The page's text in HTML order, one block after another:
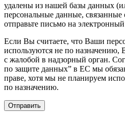
удалены из нашей базы данных
персональные данные,
отправьте письмо на
Если Вы считаете, что Ваши
используются не по назначению,
с жалобой в надзорный орган.
по защите данных” в ЕС мы
праве, хотя мы не планируем
по назначению.
Отправить